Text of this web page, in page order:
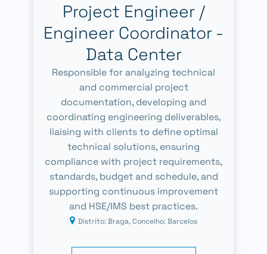
Project Engineer /
Engineer Coordinator -
Data Center
Responsible for analyzing technical
and commercial project
documentation, developing and
coordinating engineering deliverables,
liaising with clients to define optimal
technical solutions, ensuring
compliance with project requirements,
standards, budget and schedule, and
supporting continuous improvement
and HSE/IMS best practices.
Distrito: Braga, Concelho: Barcelos